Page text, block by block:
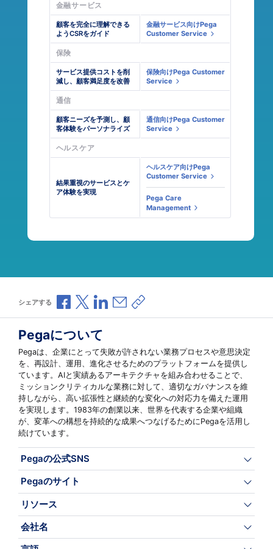
金融サービス
​顧客を完全に理解できる
ようCSRをガイド
金融サービス向けPega
Customer Service
保険
​サービス提供コストを削
減し、顧客満足度を改善
保険向けPega Customer
Service
通信
顧客ニーズを予測し、顧
客体験をパーソナライズ
通信向けPega Customer
Service
ヘルスケア
​結果重視のサービスとケ
ア体験を実現
ヘルスケア向けPega
Customer Service
Pega Care
Management
シェアする Facebookで共有
Xで共有LinkedInで共有
メールで共有
共有リンクをコピー
Pegaについて
Pegaは、企業にとって失敗が許されない業務プロセスや意思決定
を、再設計、運用、進化させるためのプラットフォームを提供し
ています。AIと実績あるアーキテクチャを組み合わせることで、
ミッションクリティカルな業務に対して、適切なガバナンスを維
持しながら、高い拡張性と継続的な変化への対応力を備えた運用
を実現します。1983年の創業以来、世界を代表する企業や組織
が、変革への構想を持続的な成果へつなげるためにPegaを活用し
続けています。
Pegaの公式SNS
Pegaのサイト
リソース
会社名